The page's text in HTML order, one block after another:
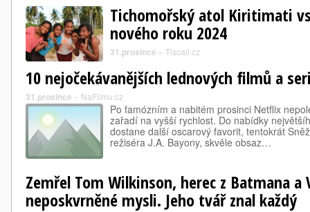
Tichomořský atol Kiritimati
nového roku 2024
31.prosince » Tiscali.cz
10 nejočekávanějších lednových filmů a
31.prosince » NaFilmu.cz
Po famózním a nabitém prosinci Netflix
zařadí na vyšší rychlost. Do nabídky
dostane další oscarový favorit, tentokrát
režiséra J.A. Bayony, skvěle obsaz…
Zemřel Tom Wilkinson, herec z Batmana a
neposkvrněné mysli. Jeho tvář znal každý